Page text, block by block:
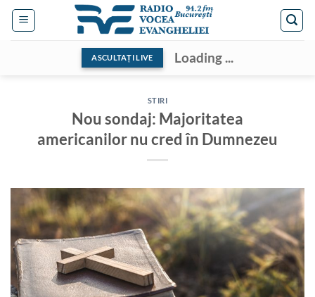
Skip
ASCULTAȚI LIVE Loading ...
STIRI
Nou sondaj: Majoritatea
americanilor nu cred în Dumnezeu